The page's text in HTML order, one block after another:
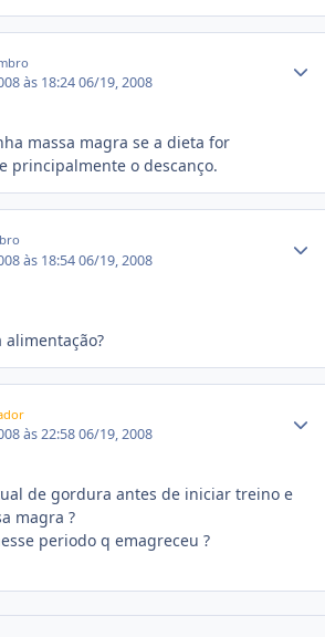
às 18:2406/19, 2008
massa magra se a dieta for
principalmente o descanço.
às 18:5406/19, 2008
alimentação?
às 22:5806/19, 2008
de gordura antes de iniciar treino e
magra ?
periodo q emagreceu ?